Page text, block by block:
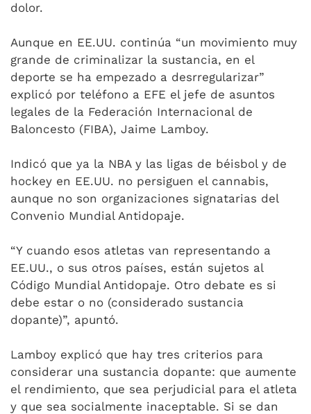
dolor.
Aunque en EE.UU. continúa “un movimiento muy
grande de criminalizar la sustancia, en el
deporte se ha empezado a desrregularizar”
explicó por teléfono a EFE el jefe de asuntos
legales de la Federación Internacional de
Baloncesto (FIBA), Jaime Lamboy.
Indicó que ya la NBA y las ligas de béisbol y de
hockey en EE.UU. no persiguen el cannabis,
aunque no son organizaciones signatarias del
Convenio Mundial Antidopaje.
“Y cuando esos atletas van representando a
EE.UU., o sus otros países, están sujetos al
Código Mundial Antidopaje. Otro debate es si
debe estar o no (considerado sustancia
dopante)”, apuntó.
Lamboy explicó que hay tres criterios para
considerar una sustancia dopante: que aumente
el rendimiento, que sea perjudicial para el atleta
y que sea socialmente inaceptable. Si se dan